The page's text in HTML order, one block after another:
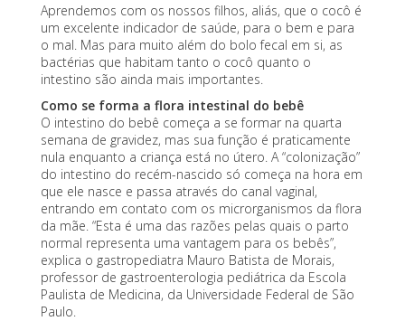
Aprendemos com os nossos filhos, aliás, que o cocô é
um excelente indicador de saúde, para o bem e para
o mal. Mas para muito além do bolo fecal em si, as
bactérias que habitam tanto o cocô quanto o
intestino são ainda mais importantes.
Como se forma a flora intestinal do bebê
O intestino do bebê começa a se formar na quarta
semana de gravidez, mas sua função é praticamente
nula enquanto a criança está no útero. A “colonização”
do intestino do recém-nascido só começa na hora em
que ele nasce e passa através do canal vaginal,
entrando em contato com os microrganismos da flora
da mãe. “Esta é uma das razões pelas quais o parto
normal representa uma vantagem para os bebês”,
explica o gastropediatra Mauro Batista de Morais,
professor de gastroenterologia pediátrica da Escola
Paulista de Medicina, da Universidade Federal de São
Paulo.